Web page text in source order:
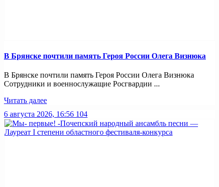
В Брянске почтили память Героя России Олега Визнюка
В Брянске почтили память Героя России Олега Визнюка
Сотрудники и военнослужащие Росгвардии ...
Читать далее
6 августа 2026, 16:56 104